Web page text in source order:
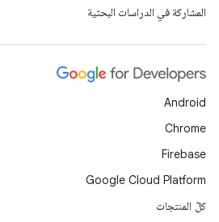
المشاركة في الدراسات البحثية
Android
Chrome
Firebase
Google Cloud Platform
كلّ المنتجات